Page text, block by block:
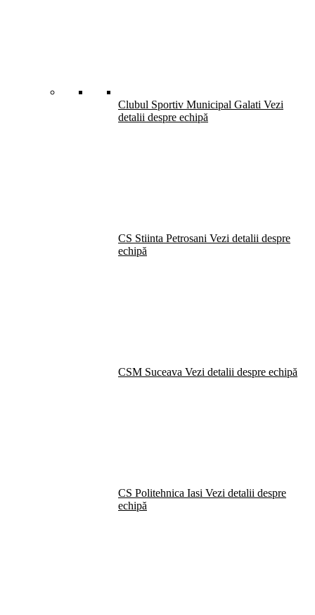
Clubul Sportiv Municipal Galati Vezi
detalii despre echipă
CS Stiinta Petrosani Vezi detalii despre
echipă
CSM Suceava Vezi detalii despre echipă
CS Politehnica Iasi Vezi detalii despre
echipă